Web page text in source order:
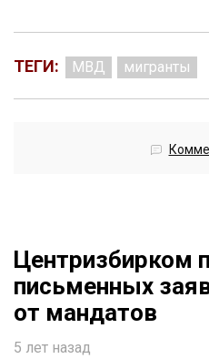
ТЕГИ: МВД мигранты
Центризбирком
письменных
от мандатов
5 лет назад